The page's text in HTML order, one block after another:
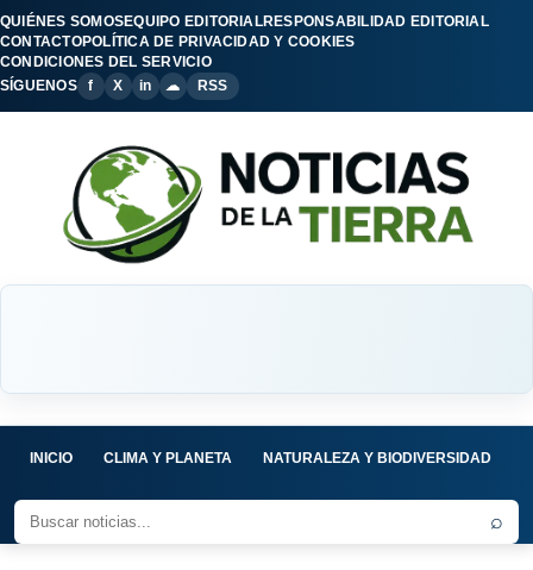
QUIÉNES SOMOSEQUIPO EDITORIALRESPONSABILIDAD EDITORIAL
CONTACTOPOLÍTICA DE PRIVACIDAD Y COOKIES
CONDICIONES DEL SERVICIO
SÍGUENOS
f X in ☁ RSS
INICIO CLIMA Y PLANETA NATURALEZA Y BIODIVERSIDAD
⌕